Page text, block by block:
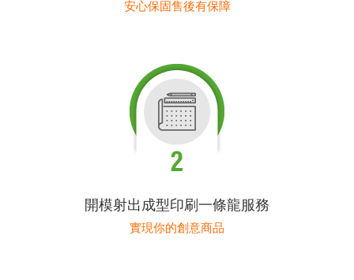
安心保固售後有保障
開模射出成型印刷一條龍服務
實現你的創意商品